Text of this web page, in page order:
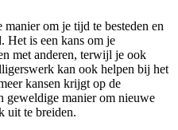
om je tijd te besteden en
Het is een kans om je
met anderen, terwijl je ook
kan ook helpen bij het
kansen krijgt op de
geweldige manier om nieuwe
uit te breiden.